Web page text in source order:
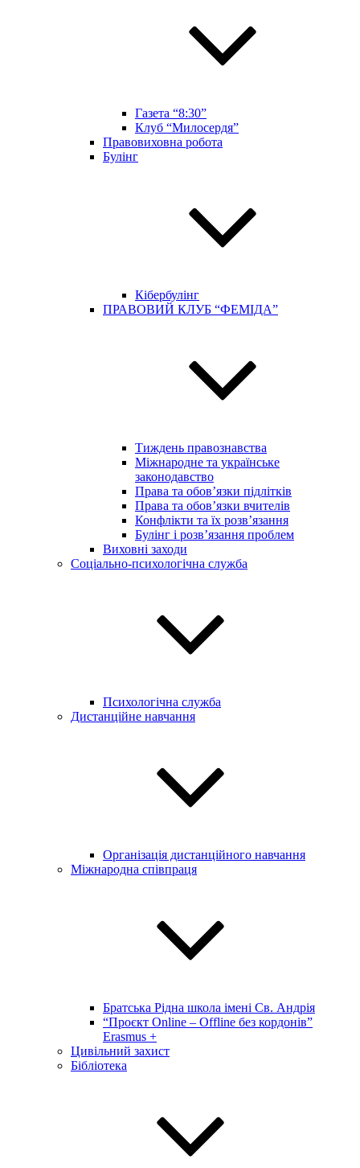
Газета “8:30”
Клуб “Милосердя”
Правовиховна робота
Булінг
Кібербулінг
ПРАВОВИЙ КЛУБ “ФЕМІДА”
Тиждень правознавства
Міжнародне та українське
законодавство
Права та обов’язки підлітків
Права та обов’язки вчителів
Конфлікти та їх розв’язання
Булінг і розв’язання проблем
Виховні заходи
Соціально-психологічна служба
Психологічна служба
Дистанційне навчання
Організація дистанційного навчання
Міжнародна співпраця
Братська Рідна школа імені Св. Андрія
“Проєкт Online – Offline без кордонів”
Erasmus +
Цивільний захист
Бібліотека